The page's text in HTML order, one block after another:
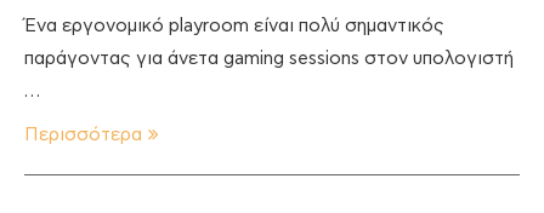
Ένα εργονομικό playroom είναι πολύ σημαντικός
παράγοντας για άνετα gaming sessions στον υπολογιστή
…
Περισσότερα